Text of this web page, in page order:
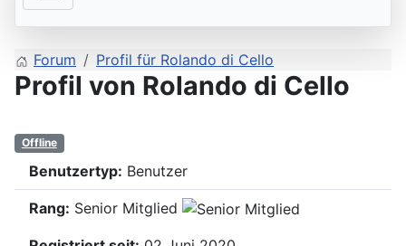
Forum Profil für Rolando di Cello
Profil von Rolando di Cello
Offline
Benutzertyp: Benutzer
Rang: Senior Mitglied